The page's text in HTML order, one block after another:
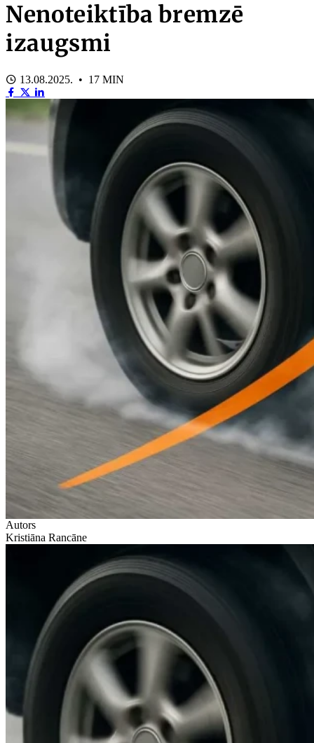
Nenoteiktība bremzē
izaugsmi
13.08.2025. • 17 MIN
Autors
Kristiāna Rancāne